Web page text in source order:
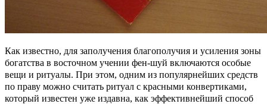
Как известно, для заполучения благополучия и усиления зоны
богатства в восточном учении фен-шуй включаются особые
вещи и ритуалы. При этом, одним из популярнейших средств
по праву можно считать ритуал с красными конвертиками,
который известен уже издавна, как эффективнейший способ